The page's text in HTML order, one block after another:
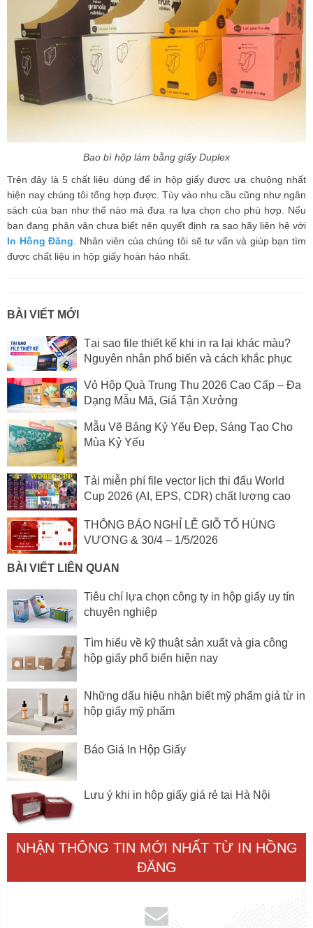
Bao bì hộp làm bằng giấy Duplex
Trên đây là 5 chất liệu dùng để in hộp giấy được ưa chuộng nhất
hiện nay chúng tôi tổng hợp được. Tùy vào nhu cầu cũng như ngân
sách của bạn như thế nào mà đưa ra lựa chọn cho phù hợp. Nếu
bạn đang phân vân chưa biết nên quyết định ra sao hãy liên hệ với
In Hồng Đăng . Nhân viên của chúng tôi sẽ tư vấn và giúp bạn tìm
được chất liệu in hộp giấy hoàn hảo nhất.
BÀI VIẾT MỚI
Tại sao file thiết kế khi in ra lại khác màu?
Nguyên nhân phổ biến và cách khắc phục
Vỏ Hộp Quà Trung Thu 2026 Cao Cấp – Đa
Dạng Mẫu Mã, Giá Tận Xưởng
Mẫu Vẽ Bảng Kỷ Yếu Đẹp, Sáng Tạo Cho
Mùa Kỷ Yếu
Tải miễn phí file vector lịch thi đấu World
Cup 2026 (AI, EPS, CDR) chất lượng cao
THÔNG BÁO NGHỈ LỄ GIỖ TỔ HÙNG
VƯƠNG & 30/4 – 1/5/2026
BÀI VIẾT LIÊN QUAN
Tiêu chí lựa chọn công ty in hộp giấy uy tín
chuyên nghiệp
Tìm hiểu về kỹ thuật sản xuất và gia công
hộp giấy phổ biến hiện nay
Những dấu hiệu nhận biết mỹ phẩm giả từ in
hộp giấy mỹ phẩm
Báo Giá In Hộp Giấy
Lưu ý khi in hộp giấy giá rẻ tại Hà Nội
NHẬN THÔNG TIN MỚI NHẤT TỪ IN HỒNG
ĐĂNG